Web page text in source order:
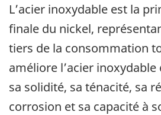
L’acier inoxydable est la
finale du nickel,
tiers de la consommation
améliore l’acier
sa solidité, sa ténacité, sa
corrosion et sa capacité à